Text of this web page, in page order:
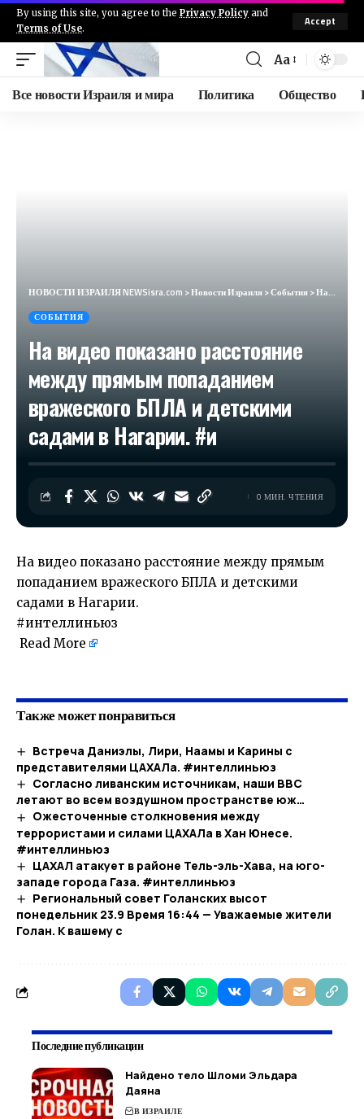
By using this site, you agree to the Privacy Policy and
Terms of Use.
Accept
Aa
Все новости Израиля и мира Политика Общество
НОВОСТИ ИЗРАИЛЯ NEWSisra.com >Новости Израиля>События>На видео показано расстояние между прямым попаданием вражеского БПЛА и детскими садами в Нагарии. #и
СОБЫТИЯ
На видео показано расстояние
между прямым попаданием
вражеского БПЛА и детскими
садами в Нагарии. #и
0 МИН. ЧТЕНИЯ
На видео показано расстояние между прямым
попаданием вражеского БПЛА и детскими
садами в Нагарии.
#интеллиньюз
Read More
Также может понравиться
Встреча Даниэлы, Лири, Наамы и Карины с
представителями ЦАХАЛа. #интеллиньюз
Согласно ливанским источникам, наши ВВС
летают во всем воздушном пространстве юж…​
Ожесточенные столкновения между
террористами и силами ЦАХАЛа в Хан Юнесе.
#интеллиньюз
ЦАХАЛ атакует в районе Тель-эль-Хава, на юго-
западе города Газа. #интеллиньюз
Региональный совет Голанских высот
понедельник 23.9 Время 16:44 — Уважаемые жители
Голан. К вашему с
Последние публикации
Найдено тело Шломи Эльдара
Даяна
В ИЗРАИЛЕ